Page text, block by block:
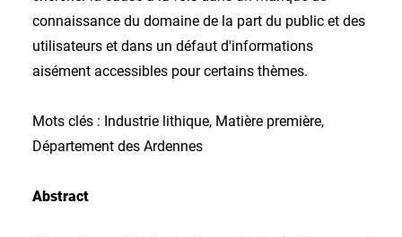
connaissance du domaine de la part du public et des
utilisateurs et dans un défaut d'informations
aisément accessibles pour certains thèmes.
Mots clés : Industrie lithique, Matière première,
Département des Ardennes
Abstract